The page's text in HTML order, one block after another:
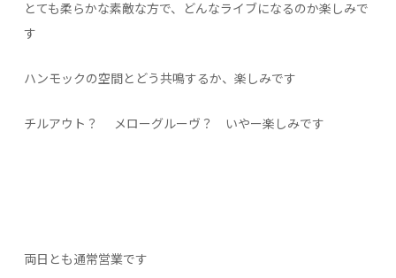
とても柔らかな素敵な方で、どんなライブになるのか楽しみで
す
ハンモックの空間とどう共鳴するか、楽しみです
チルアウト？ メローグルーヴ？ いやー楽しみです
両日とも通常営業です